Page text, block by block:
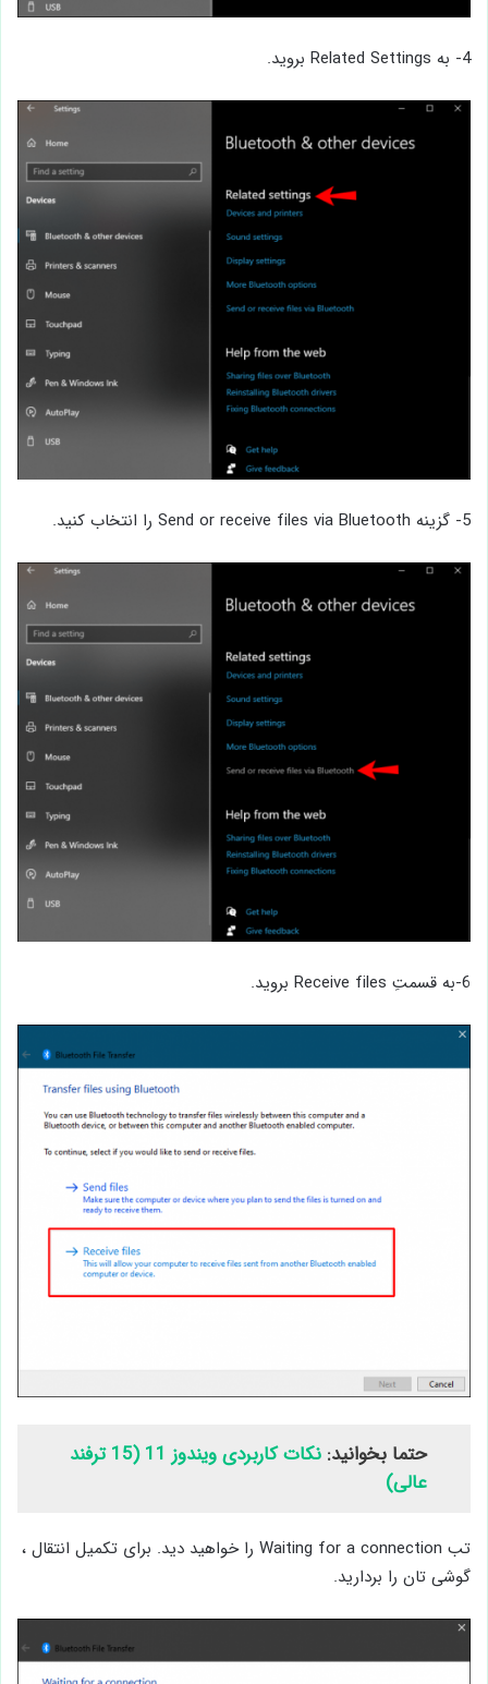
4- به Related Settings بروید.
5- گزینه Send or receive files via Bluetooth را انتخاب کنید.
6-به قسمتِ Receive files بروید.
حتما بخوانید:
نکات کاربردی ویندوز 11 (15 ترفند
عالی)
تب Waiting for a connection را خواهید دید. برای تکمیل انتقال ،
گوشی تان را بردارید.